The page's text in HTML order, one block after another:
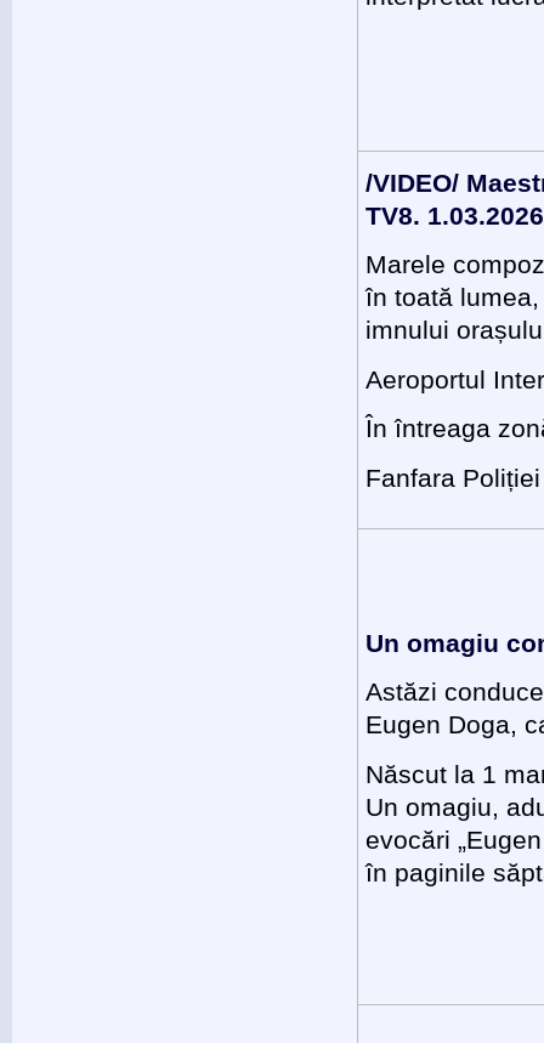
/VIDEO/
TV8. 1.03.2026
Marele
în toată
imnului
Aeroportul
În întreaga
Fanfara
Un omagiu
Astăzi
Eugen Doga,
Născut la 1
Un omagiu,
evocări
în paginile